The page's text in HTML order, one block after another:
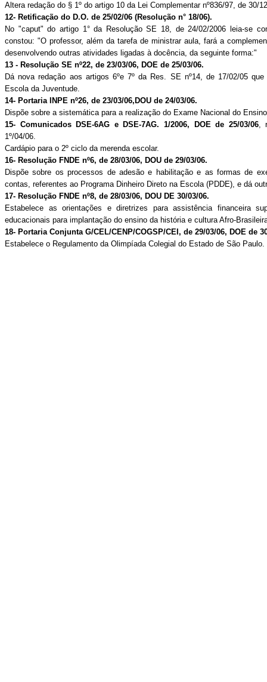
Altera redação do § 1º do artigo 10 da Lei Complementar nº836/97, de 30/
12- Retificação do D.O. de 25/02/06 (Resolução n° 18/06).
No "caput" do artigo 1° da Resolução SE 18, de 24/02/2006 leia-se
constou: "O professor, além da tarefa de ministrar aula, fará a
desenvolvendo outras atividades ligadas à docência, da seguinte forma:"
13 - Resolução SE nº22, de 23/03/06, DOE de 25/03/06.
Dá nova redação aos artigos 6ºe 7º da Res. SE nº14, de 17/02/05
Escola da Juventude.
14- Portaria INPE nº26, de 23/03/06,DOU de 24/03/06.
Dispõe sobre a sistemática para a realização do Exame Nacional do
15- Comunicados DSE-6AG e DSE-7AG. 1/2006, DOE de 25/03/06,
1º/04/06.
Cardápio para o 2º ciclo da merenda escolar.
16- Resolução FNDE nº6, de 28/03/06, DOU de 29/03/06.
Dispõe sobre os processos de adesão e habilitação e as formas de
contas, referentes ao Programa Dinheiro Direto na Escola (PDDE), e dá
17- Resolução FNDE nº8, de 28/03/06, DOU DE 30/03/06.
Estabelece as orientações e diretrizes para assistência financeira
educacionais para implantação do ensino da história e cultura Afro-
18- Portaria Conjunta G/CEL/CENP/COGSP/CEI, de 29/03/06, DOE de
Estabelece o Regulamento da Olimpíada Colegial do Estado de São Paulo.